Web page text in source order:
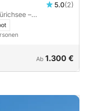
5.0(2)
–
Highlights
Ab 1.300 €